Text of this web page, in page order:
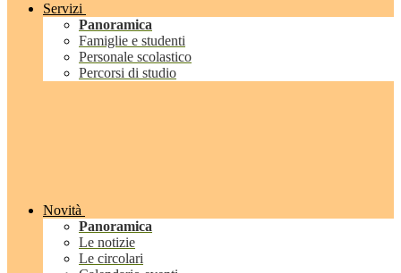
Servizi
Panoramica
Famiglie e studenti
Personale scolastico
Percorsi di studio
Novità
Panoramica
Le notizie
Le circolari